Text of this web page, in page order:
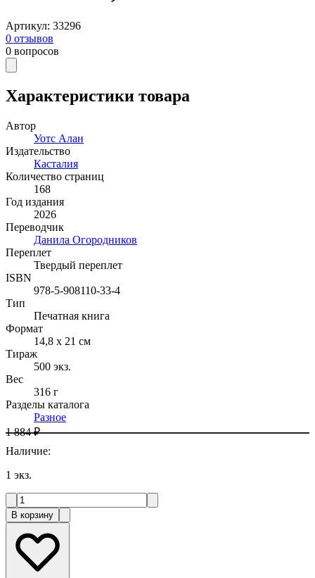
Артикул: 33296
0 отзывов
0 вопросов
Характеристики товара
Автор
Уотс Алан
Издательство
Касталия
Количество страниц
168
Год издания
2026
Переводчик
Данила Огородников
Переплет
Твердый переплет
ISBN
978-5-908110-33-4
Тип
Печатная книга
Формат
14,8 x 21 см
Тираж
500 экз.
Вес
316 г
Разделы каталога
Разное
1 884 ₽
Наличие:
1 экз.
В корзину